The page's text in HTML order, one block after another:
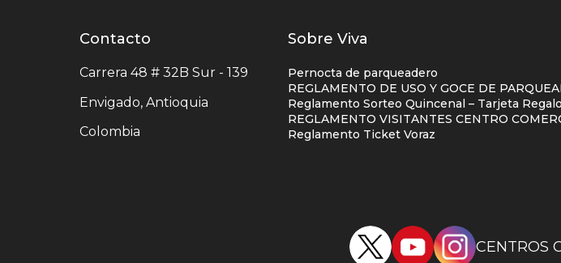
Contacto
centro
Contacto
Carrera 48 # 32B Sur - 139
Envigado, Antioquia
Colombia
Listados
enlaces
centro
comercial
columna
Sobre Viva
Pernocta de parqueadero
REGLAMENTO DE USO Y GOCE DE
Reglamento Sorteo Quincenal – Tarjeta Regalo
REGLAMENTO VISITANTES CENTRO
Reglamento Ticket Voraz
CENTROS